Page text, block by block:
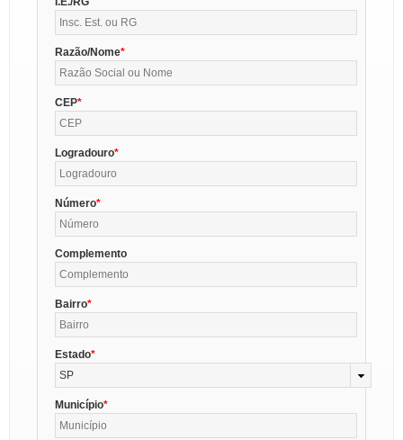
Razão/Nome
CEP
Logradouro
Número
Complemento
Bairro
Estado
SP
Município